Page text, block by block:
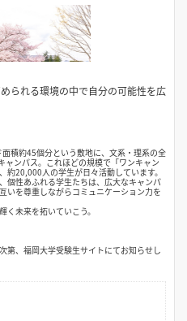
られる環境の中で自分の可能性を広
積約45個分という敷地に、文系・理系の全
ンパス。これほどの規模で「ワンキャン
約20,000人の学生が日々活動しています。
個性あふれる学生たちは、広大なキャンパ
いを尊重しながらコミュニケーション力を
未来を拓いていこう。
第、福岡大学受験生サイトにてお知らせし